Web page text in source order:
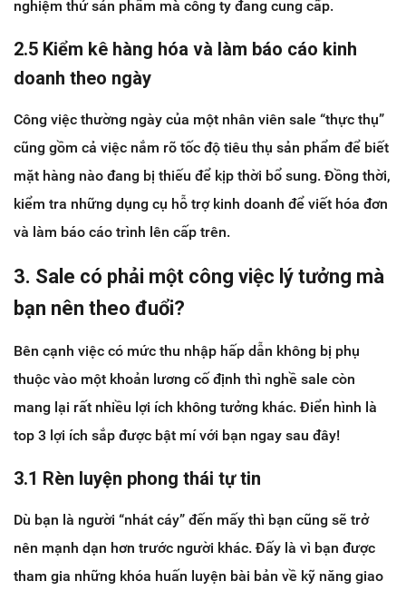
nghiệm thử sản phẩm mà công ty đang cung cấp.
2.5 Kiểm kê hàng hóa và làm báo cáo kinh
doanh theo ngày
Công việc thường ngày của một nhân viên sale “thực thụ”
cũng gồm cả việc nắm rõ tốc độ tiêu thụ sản phẩm để biết
mặt hàng nào đang bị thiếu để kịp thời bổ sung. Đồng thời,
kiểm tra những dụng cụ hỗ trợ kinh doanh để viết hóa đơn
và làm báo cáo trình lên cấp trên.
3. Sale có phải một công việc lý tưởng mà
bạn nên theo đuổi?
Bên cạnh việc có mức thu nhập hấp dẫn không bị phụ
thuộc vào một khoản lương cố định thì nghề sale còn
mang lại rất nhiều lợi ích không tưởng khác. Điển hình là
top 3 lợi ích sắp được bật mí với bạn ngay sau đây!
3.1 Rèn luyện phong thái tự tin
Dù bạn là người “nhát cáy” đến mấy thì bạn cũng sẽ trở
nên mạnh dạn hơn trước người khác. Đấy là vì bạn được
tham gia những khóa huấn luyện bài bản về kỹ năng giao